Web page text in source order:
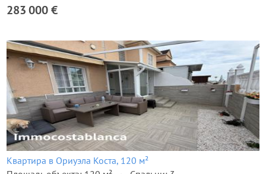
283 000 €
Квартира в Ориуэла Коста, 120 м²